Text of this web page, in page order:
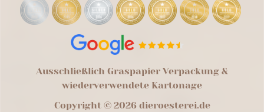
Ausschließlich Graspapier Verpackung &
wiederverwendete Kartonage
Copyright © 2026 dieroesterei.de